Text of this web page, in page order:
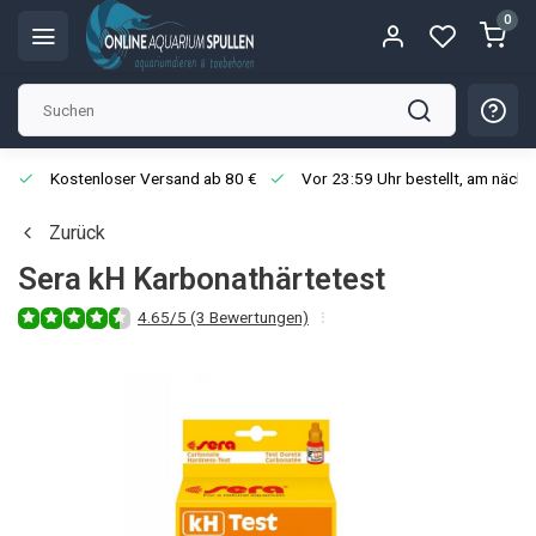
0
Kostenloser Versand ab 80 € Vor 23:59 Uhr bestellt, am
Zurück
Sera kH Karbonathärtetest
4.65/5 (3 Bewertungen)